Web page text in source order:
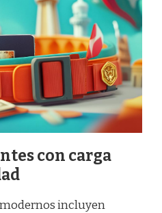
con carga
incluyen